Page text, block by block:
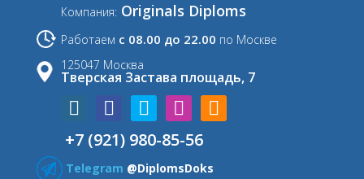
Компания: Originals Diploms
Работаем с 08.00 до 22.00 по Москве
125047 Москва
Тверская Застава площадь, 7
+7 (921) 980-85-56
Telegram @DiplomsDoks